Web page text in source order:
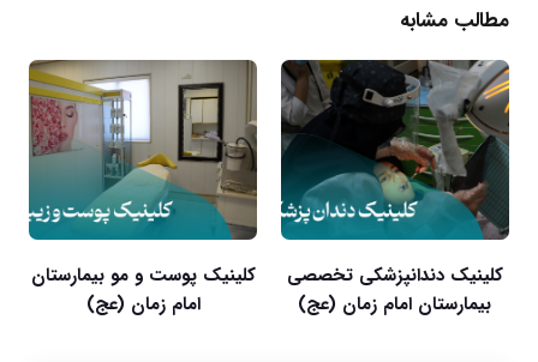
مطالب مشابه
کلینیک دندانپزشکی تخصصی
بیمارستان امام زمان (عج)
کلینیک پوست و مو بیمارستان
امام زمان (عج)